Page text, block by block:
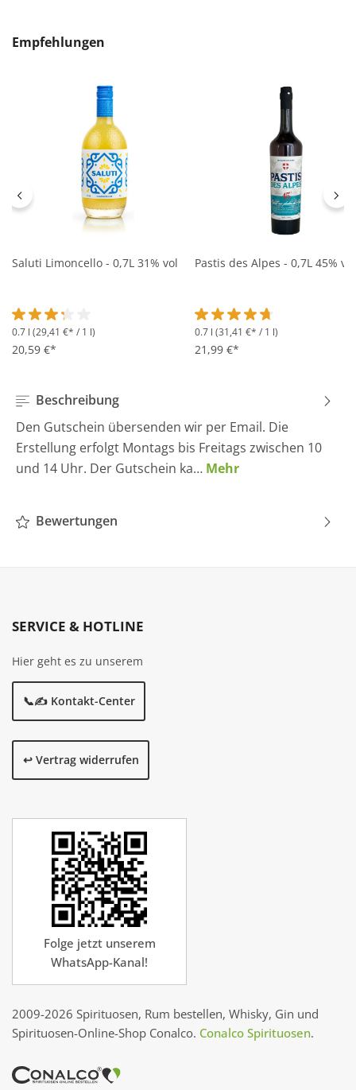
Produktgalerie überspringen
Empfehlungen
Saluti Limoncello - 0,7L 31% vol
Durchschnittliche Bewertung von 3.2 von 5 Sternen
0.7 l (29,41 €* / 1 l)
20,59 €*
Pastis des Alpes - 0,7L 45% vol
Durchschnittliche
0.7 l (31,41 €* / 1 l)
21,99 €*
Beschreibung
Den Gutschein übersenden wir per Email. Die
Erstellung erfolgt Montags bis Freitags zwischen 10
und 14 Uhr. Der Gutschein ka… Mehr
Bewertungen
SERVICE & HOTLINE
Hier geht es zu unserem
📞✍️ Kontakt-Center
↩️ Vertrag widerrufen
Folge jetzt unserem
WhatsApp-Kanal!
2009-2026 Spirituosen, Rum bestellen, Whisky, Gin und
Spirituosen-Online-Shop Conalco. Conalco Spirituosen.